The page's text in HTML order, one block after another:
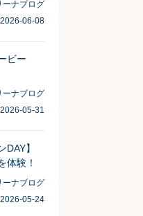
ーナブログ
2026-06-08
ビー
ーナブログ
2026-05-31
DAY】
体験！
ーナブログ
2026-05-24